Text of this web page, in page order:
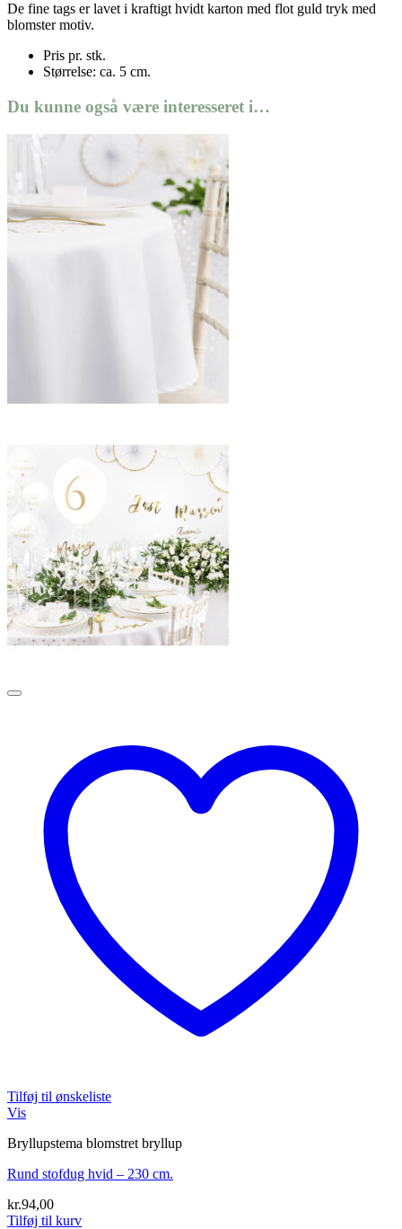
De fine tags er lavet i kraftigt hvidt karton med flot guld tryk med
blomster motiv.
Pris pr. stk.
Størrelse: ca. 5 cm.
Du kunne også være interesseret i…
Tilføj til ønskeliste
Vis
Bryllupstema blomstret bryllup
Rund stofdug hvid – 230 cm.
kr.94,00
Tilføj til kurv